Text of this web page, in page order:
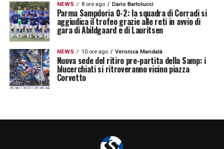
NEWS 8 ore ago Dario Bartolucci
Parma Sampdoria 0-2: la squadra di Corradi si
aggiudica il trofeo grazie alle reti in avvio di
gara di Abildgaard e di Lauritsen
NEWS 10 ore ago Veronica Mandalà
Nuova sede del ritiro pre-partita della Samp: i
blucerchiati si ritroveranno vicino piazza
Corvetto